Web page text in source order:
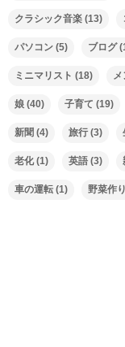
クラシック音楽 (13)
パソコン (5) ブログ
ミニマリスト (18)
娘 (40) 子育て (19)
新聞 (4) 旅行 (3)
老化(1) 英語 (3)
車の運転 (1) 野菜作り